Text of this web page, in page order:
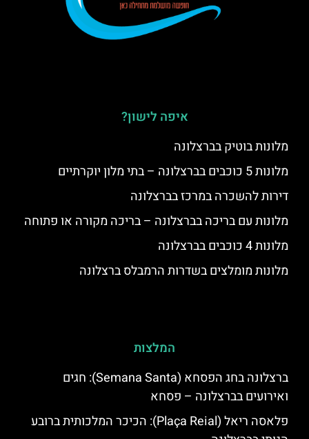
איפה לישון?
מלונות בוטיק בברצלונה
מלונות 5 כוכבים בברצלונה – בתי מלון יוקרתיים
דירות להשכרה במרכז בברצלונה
מלונות עם בריכה בברצלונה – בריכה מקורה או פתוחה
מלונות 4 כוכבים בברצלונה
מלונות מומלצים בשדרות הרמבלס ברצלונה
המלצות
ברצלונה בחג הפסחא (Semana Santa): חגים
ואירועים בברצלונה – פסחא
פלאסה ריאל (Plaça Reial): הכיכר המלכותית ברובע